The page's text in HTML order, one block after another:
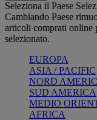
Seleziona il Paese
Cambiando Paese
articoli comprati online
selezionato.
EUROPA
ASIA / PACIFIC
NORD
SUD AMERICA
MEDIO
AFRICA